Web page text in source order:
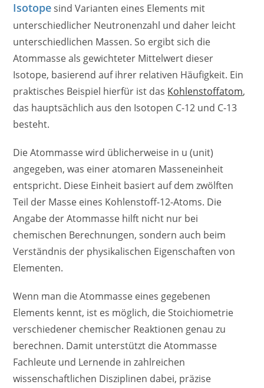
Isotopesind Varianten eines Elements mit
unterschiedlicher Neutronenzahl und daher leicht
unterschiedlichen Massen. So ergibt sich die
Atommasse als gewichteter Mittelwert dieser
Isotope, basierend auf ihrer relativen Häufigkeit. Ein
praktisches Beispiel hierfür ist das Kohlenstoffatom,
das hauptsächlich aus den Isotopen C-12 und C-13
besteht.
Die Atommasse wird üblicherweise in u (unit)
angegeben, was einer atomaren Masseneinheit
entspricht. Diese Einheit basiert auf dem zwölften
Teil der Masse eines Kohlenstoff-12-Atoms. Die
Angabe der Atommasse hilft nicht nur bei
chemischen Berechnungen, sondern auch beim
Verständnis der physikalischen Eigenschaften von
Elementen.
Wenn man die Atommasse eines gegebenen
Elements kennt, ist es möglich, die Stoichiometrie
verschiedener chemischer Reaktionen genau zu
berechnen. Damit unterstützt die Atommasse
Fachleute und Lernende in zahlreichen
wissenschaftlichen Disziplinen dabei, präzise